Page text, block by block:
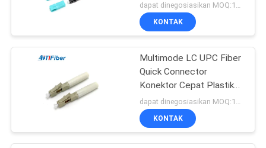
dapat dinegosiasikan MOQ:1000
KONTAK
Multimode LC UPC Fiber
Quick Connector
Konektor Cepat Plastik
Untuk Solusi FTTH
KONTAK